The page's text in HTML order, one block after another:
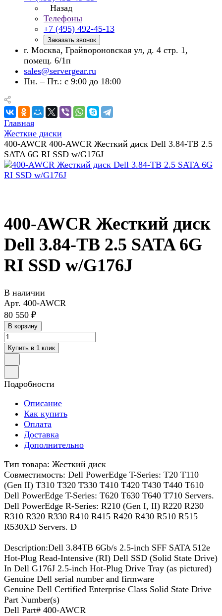
Назад
Телефоны
+7 (495) 492-45-13
Заказать звонок
г. Москва, Грайвороновская ул, д. 4 стр. 1,
помещ. 6/1п
sales@servergear.ru
Пн. – Пт.: с 9:00 до 18:00
Главная
Жесткие диски
400-AWCR 400-AWCR Жесткий диск Dell 3.84-TB 2.5
SATA 6G RI SSD w/G176J
400-AWCR Жесткий диск
Dell 3.84-TB 2.5 SATA 6G
RI SSD w/G176J
В наличии
Арт. 400-AWCR
80 550 ₽
В корзину
Купить в 1 клик
Подробности
Описание
Как купить
Оплата
Доставка
Дополнительно
Тип товара: Жесткий диск
Совместимость: Dell PowerEdge T-Series: T20 T110
(Gen II) T310 T320 T330 T410 T420 T430 T440 T610
Dell PowerEdge T-Series: T620 T630 T640 T710 Servers.
Dell PowerEdge R-Series: R210 (Gen I, II) R220 R230
R310 R320 R330 R410 R415 R420 R430 R510 R515
R530XD Servers. D
Description:Dell 3.84TB 6Gb/s 2.5-inch SFF SATA 512e
Hot-Plug Read-Intensive (RI) Dell SSD (Solid State Drive)
In Dell G176J 2.5-inch Hot-Plug Drive Tray (as pictured)
Genuine Dell serial number and firmware
Genuine Dell Certified Enterprise Class Solid State Drive
Part Number(s)
Dell Part# 400-AWCR